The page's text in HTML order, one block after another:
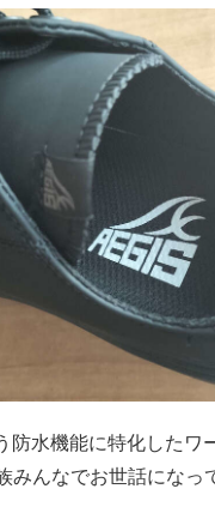
防水機能に特化したワ
みんなでお世話になっ